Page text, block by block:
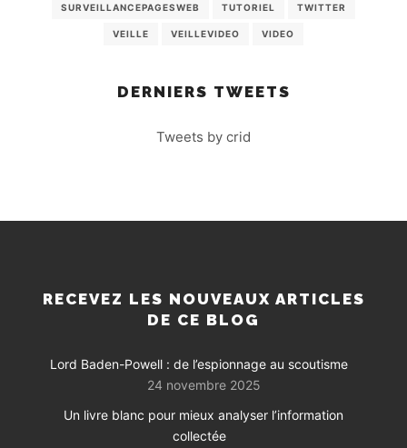
SURVEILLANCEPAGESWEB TUTORIEL TWITTER
VEILLE VEILLEVIDEO VIDEO
DERNIERS TWEETS
Tweets by crid
RECEVEZ LES NOUVEAUX ARTICLES
DE CE BLOG
Lord Baden-Powell : de l’espionnage au scoutisme
24 novembre 2025
Un livre blanc pour mieux analyser l’information
collectée